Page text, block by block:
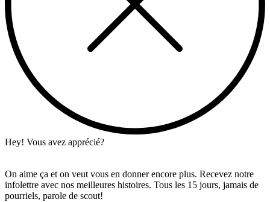
Hey! Vous avez apprécié?
On aime ça et on veut vous en donner encore plus. Recevez notre
infolettre avec nos meilleures histoires. Tous les 15 jours, jamais de
pourriels, parole de scout!